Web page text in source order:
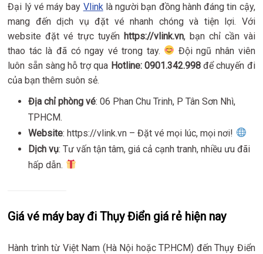
Đại lý vé máy bay Vlink là người bạn đồng hành đáng tin cậy,
mang đến dịch vụ đặt vé nhanh chóng và tiện lợi. Với
website đặt vé trực tuyến https://vlink.vn, bạn chỉ cần vài
thao tác là đã có ngay vé trong tay.
Đội ngũ nhân viên
luôn sẵn sàng hỗ trợ qua Hotline: 0901.342.998để chuyến đi
của bạn thêm suôn sẻ.
Địa chỉ phòng vé: 06 Phan Chu Trinh, P Tân Sơn Nhì,
TPHCM.
Website: https://vlink.vn – Đặt vé mọi lúc, mọi nơi!
Dịch vụ: Tư vấn tận tâm, giá cả cạnh tranh, nhiều ưu đãi
hấp dẫn.
Giá vé máy bay đi Thụy Điển giá rẻ hiện nay
Hành trình từ Việt Nam (Hà Nội hoặc TP.HCM) đến Thụy Điển